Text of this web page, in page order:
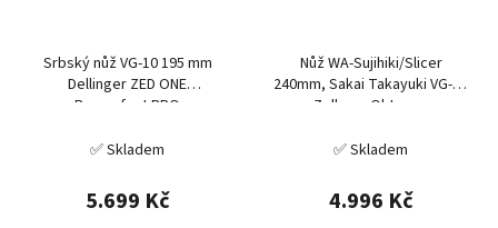
Srbský nůž VG-10 195 mm
Dellinger ZED ONE
Burgerfest BBQ
✅ Skladem
5.699 Kč
Nůž WA-Sujihiki/Slicer
240mm, Sakai Takayuki VG-10
Zelkova Oktagon
✅ Skladem
4.996 Kč